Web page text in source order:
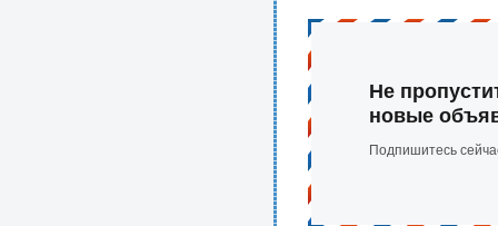
Не
новые
Подпишитесь